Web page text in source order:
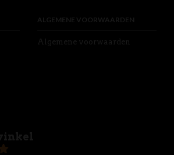
ALGEMENE VOORWAARDEN
Algemene voorwaarden